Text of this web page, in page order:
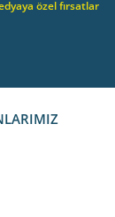
özel fırsatlar